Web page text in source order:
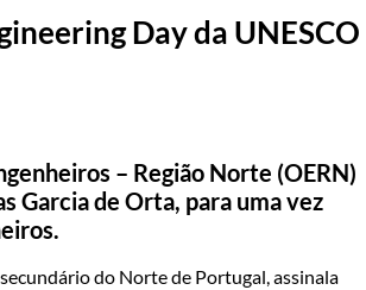
Day da UNESCO
– Região Norte (OERN)
Garcia de Orta, para uma vez
do Norte de Portugal, assinala